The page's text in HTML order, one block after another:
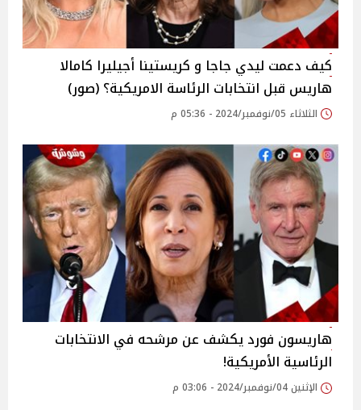
كيف دعمت ليدي جاجا و كريستينا أجيليرا كامالا
هاريس قبل انتخابات الرئاسة الامريكية؟ (صور)
الثلاثاء 05/نوفمبر/2024 - 05:36 م
هاريسون فورد يكشف عن مرشحه في الانتخابات
الرئاسية الأمريكية!
الإثنين 04/نوفمبر/2024 - 03:06 م